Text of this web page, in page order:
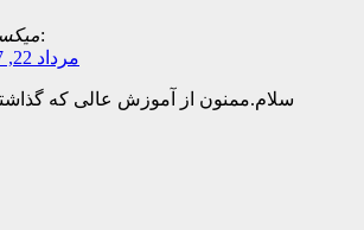
گفت:
مرداد 22, 1397 در 13:11
سلام.ممنون از آموزش عالی که